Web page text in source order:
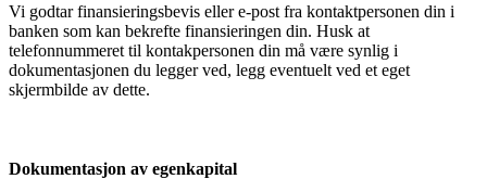
Vi godtar finansieringsbevis eller e-post fra kontaktpersonen din i
banken som kan bekrefte finansieringen din. Husk at
telefonnummeret til kontakpersonen din må være synlig i
dokumentasjonen du legger ved, legg eventuelt ved et eget
skjermbilde av dette.
Dokumentasjon av egenkapital